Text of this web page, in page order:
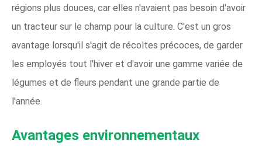
régions plus douces, car elles n'avaient pas besoin d'avoir
un tracteur sur le champ pour la culture. C'est un gros
avantage lorsqu'il s'agit de récoltes précoces, de garder
les employés tout l'hiver et d'avoir une gamme variée de
légumes et de fleurs pendant une grande partie de
l'année.
Avantages environnementaux